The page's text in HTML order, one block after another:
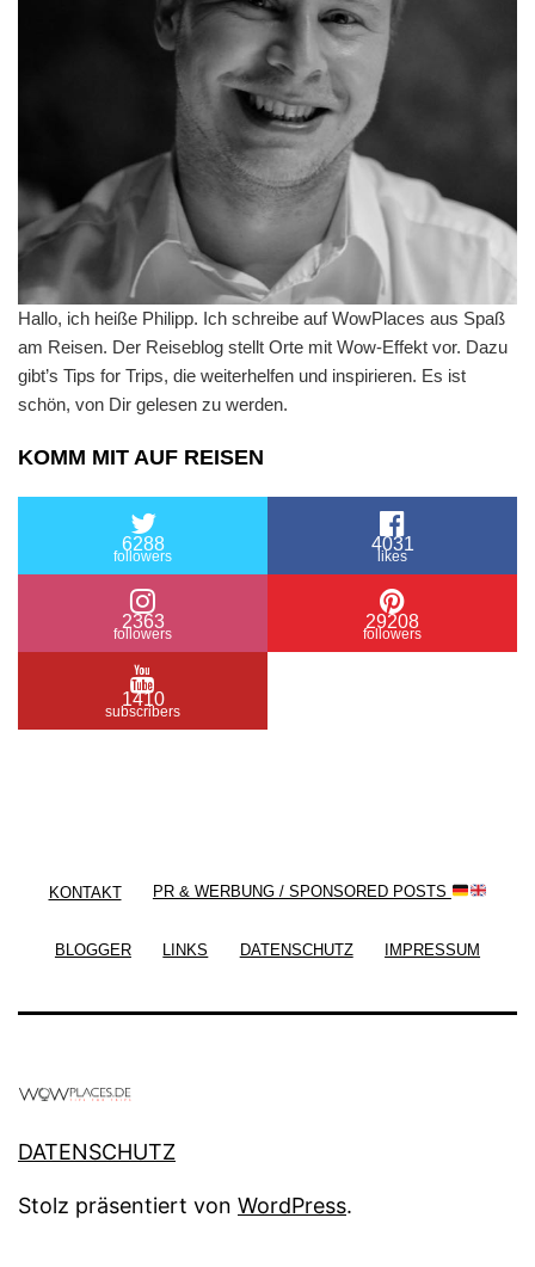
Hallo, ich heiße Philipp. Ich schreibe auf WowPlaces aus Spaß
am Reisen. Der Reiseblog stellt Orte mit Wow-Effekt vor. Dazu
gibt’s Tips for Trips, die weiterhelfen und inspirieren. Es ist
schön, von Dir gelesen zu werden.
KOMM MIT AUF REISEN
6288
followers
4031
likes
2363
followers
29208
followers
1410
subscribers
KONTAKT PR & WERBUNG / SPONSORED POSTS
BLOGGER LINKS DATENSCHUTZ IMPRESSUM
DATENSCHUTZ
Stolz präsentiert von WordPress.